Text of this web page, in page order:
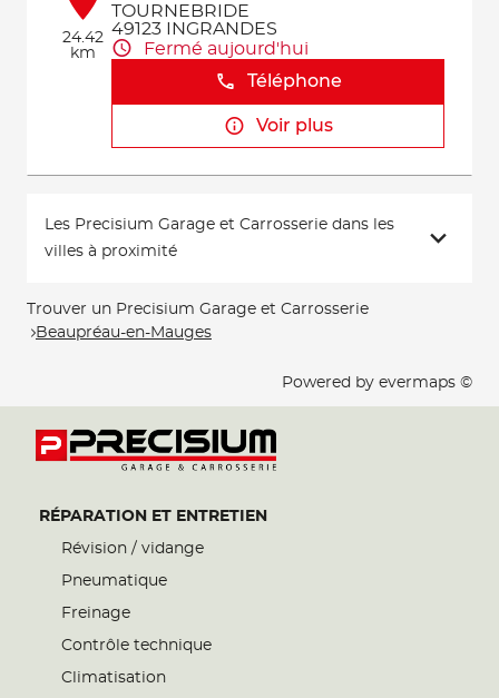
24.42
km
TOURNEBRIDE
49123 INGRANDES
Fermé aujourd'hui
Téléphone
Voir plus
Les Precisium Garage et Carrosserie dans les
villes à proximité
Trouver un Precisium Garage et Carrosserie
Beaupréau-en-Mauges
Powered by evermaps ©
RÉPARATION ET ENTRETIEN
Révision / vidange
Pneumatique
Freinage
Contrôle technique
Climatisation